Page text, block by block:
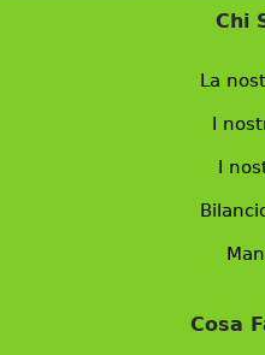
Chi
La
I
I
Cosa